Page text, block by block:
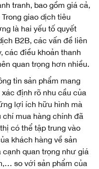
tranh, bao gồm giá cả,
giao dịch tiêu
là hai yếu tố quyết
B2B, các vấn đề liên
các điều khoản thanh
quan trọng hơn nhiều.
tin sản phẩm mang
định rõ nhu cầu của
lợi ích hữu hình mà
mua hàng chính đã
có thể tập trung vào
khách hàng về sản
quan trọng như giá
so với sản phẩm của